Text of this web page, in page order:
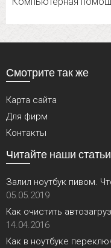
Смотрите так же
Карта сайта
Для фирм
Контакты
Читайте наши статьи
Залил ноутбук пивом.
05.05.2019
Как очистить
14.04.2016
Как в ноутбуке